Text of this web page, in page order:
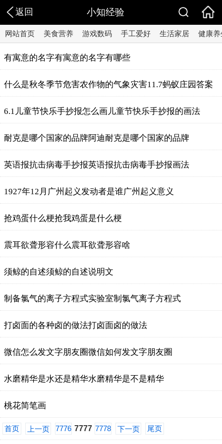
返回 小知经验
网站首页 美食营养 游戏数码 手工爱好 生活家居 健康养
有寓意的名字有寓意的名字有哪些
什么是秋冬季节危害农作物的气象灾害11.7蚂蚁庄园答案
6.1儿童节快乐手抄报怎么画儿童节快乐手抄报的画法
耐克是哪个国家的品牌阿迪耐克是哪个国家的品牌
英语报抗击病毒手抄报英语报抗击病毒手抄报画法
1927年12月广州起义发动者是谁广州起义意义
抢鸡蛋什么梗抢我鸡蛋是什么梗
震耳欲聋形容什么震耳欲聋形容啥
须鲸的自述须鲸的自述说明文
制备氯气的离子方程式实验室制氯气离子方程式
打卤面的各种卤的做法打卤面卤的做法
微信怎么发文字朋友圈微信如何发文字朋友圈
​水磨精华是水还是精华​水磨精华是不是精华
桃花简笔画
首页 上一页 7776 7777 7778 下一页 尾页